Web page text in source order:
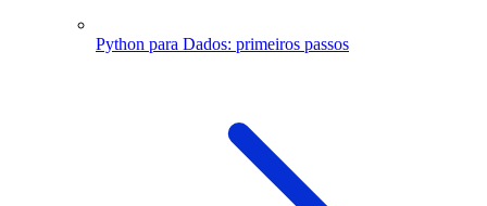
Python para Dados: primeiros passos